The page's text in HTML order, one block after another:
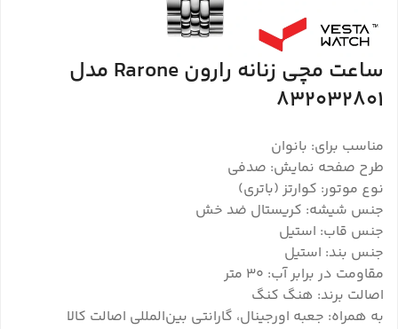
ساعت مچی زنانه رارون Rarone مدل
832032801
مناسب برای: بانوان
طرح صفحه نمایش: صدفی
نوع موتور: کوارتز (باتری)
جنس شیشه: کریستال ضد خش
جنس قاب: استیل
جنس بند: استیل
مقاومت در برابر آب: 30 متر
اصالت برند: هنگ کنگ
به همراه: جعبه اورجینال، گارانتی بین‌المللی اصالت کالا